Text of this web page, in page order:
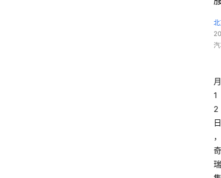
月
1
2
日
，
奇
瑞